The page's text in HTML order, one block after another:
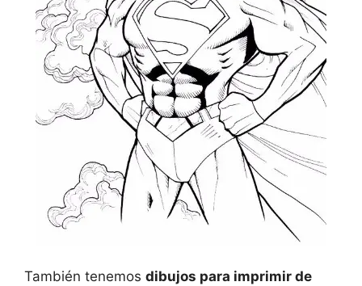
También tenemos dibujos para imprimir de